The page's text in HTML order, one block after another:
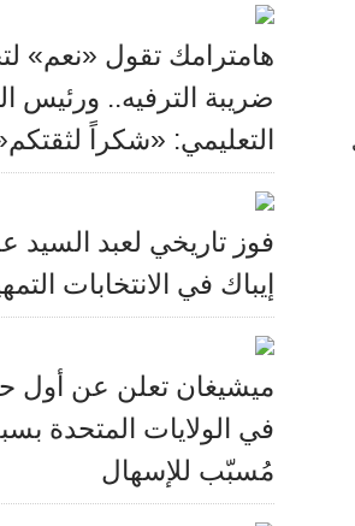
هامترامك تقول «نعم»
ضريبة الترفيه.. ورئيس
التعليمي: «شكراً
فوز تاريخي لعبد السيد
إيباك في الانتخابات
ميشيغان تعلن عن أول
في الولايات المتحدة
مُسبّب للإسهال